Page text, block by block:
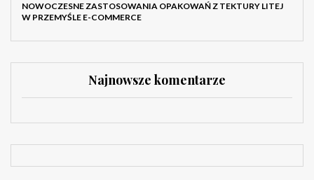
NOWOCZESNE ZASTOSOWANIA OPAKOWAŃ Z TEKTURY LITEJ
W PRZEMYŚLE E-COMMERCE
Najnowsze komentarze